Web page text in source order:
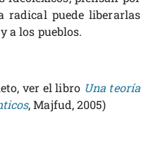
radical puede liberarlas
a los pueblos.
ver el libro Una teoría
, Majfud, 2005)